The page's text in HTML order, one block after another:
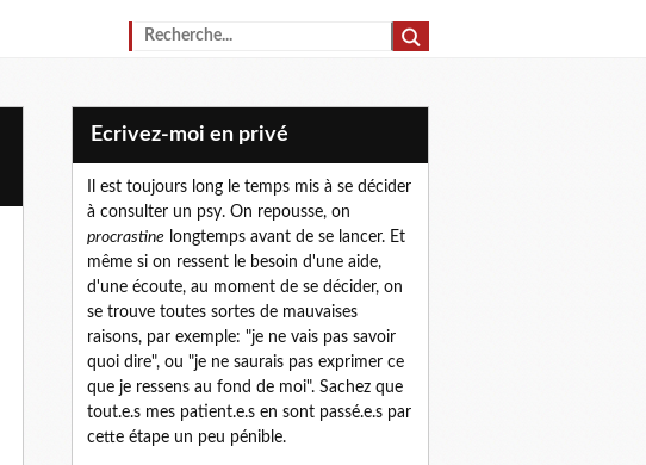
Ecrivez-moi en privé
Il est toujours long le temps mis à se décider
à consulter un psy. On repousse, on
procrastine longtemps avant de se lancer. Et
même si on ressent le besoin d'une aide,
d'une écoute, au moment de se décider, on
se trouve toutes sortes de mauvaises
raisons, par exemple: "je ne vais pas savoir
quoi dire", ou "je ne saurais pas exprimer ce
que je ressens au fond de moi". Sachez que
tout.e.s mes patient.e.s en sont passé.e.s par
cette étape un peu pénible.